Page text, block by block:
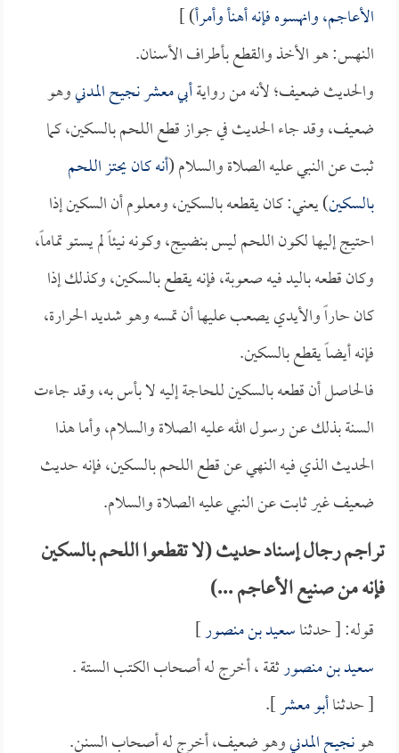
الأعاجم، وانهسوه فإنه أهنأ وأمرأ) ]
النهس: هو الأخذ والقطع بأطراف الأسنان.
والحديث ضعيف؛ لأنه من روايةأبي معشر نجيح المدنيوهو
ضعيف، وقد جاء الحديث في جواز قطع اللحم بالسكين، كما
ثبت عن النبي عليه الصلاة والسلام (أنه كان يحتز اللحم
بالسكين) يعني: كان يقطعه بالسكين، ومعلوم أن السكين إذا
احتيج إليها لكون اللحم ليس بنضيج، وكونه نيئاً لم يستو تماماً،
وكان قطعه باليد فيه صعوبة، فإنه يقطع بالسكين، وكذلك إذا
كان حاراً والأيدي يصعب عليها أن تمسه وهو شديد الحرارة،
فإنه أيضاً يقطع بالسكين.
فالحاصل أن قطعه بالسكين للحاجة إليه لا بأس به، وقد جاءت
السنة بذلك عن رسول الله عليه الصلاة والسلام، وأما هذا
الحديث الذي فيه النهي عن قطع اللحم بالسكين، فإنه حديث
ضعيف غير ثابت عن النبي عليه الصلاة والسلام.
تراجم رجال إسناد حديث (لا تقطعوا اللحم بالسكين
فإنه من صنيع الأعاجم ...)
قوله: [ حدثناسعيد بن منصور]
سعيد بن منصورثقة ، أخرج له أصحاب الكتب الستة .
[ حدثناأبو معشر].
هونجيح المدنيوهو ضعيف، أخرج له أصحاب السنن.